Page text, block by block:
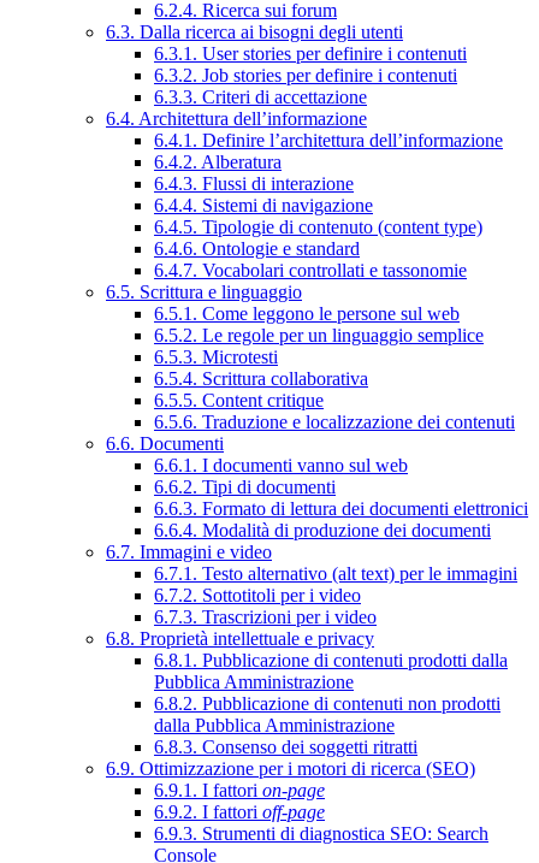
6.2.4. Ricerca sui forum
6.3. Dalla ricerca ai bisogni degli utenti
6.3.1. User stories per definire i contenuti
6.3.2. Job stories per definire i contenuti
6.3.3. Criteri di accettazione
6.4. Architettura dell’informazione
6.4.1. Definire l’architettura dell’informazione
6.4.2. Alberatura
6.4.3. Flussi di interazione
6.4.4. Sistemi di navigazione
6.4.5. Tipologie di contenuto (content type)
6.4.6. Ontologie e standard
6.4.7. Vocabolari controllati e tassonomie
6.5. Scrittura e linguaggio
6.5.1. Come leggono le persone sul web
6.5.2. Le regole per un linguaggio semplice
6.5.3. Microtesti
6.5.4. Scrittura collaborativa
6.5.5. Content critique
6.5.6. Traduzione e localizzazione dei contenuti
6.6. Documenti
6.6.1. I documenti vanno sul web
6.6.2. Tipi di documenti
6.6.3. Formato di lettura dei documenti elettronici
6.6.4. Modalità di produzione dei documenti
6.7. Immagini e video
6.7.1. Testo alternativo (alt text) per le immagini
6.7.2. Sottotitoli per i video
6.7.3. Trascrizioni per i video
6.8. Proprietà intellettuale e privacy
6.8.1. Pubblicazione di contenuti prodotti dalla
Pubblica Amministrazione
6.8.2. Pubblicazione di contenuti non prodotti
dalla Pubblica Amministrazione
6.8.3. Consenso dei soggetti ritratti
6.9. Ottimizzazione per i motori di ricerca (SEO)
6.9.1. I fattori on-page
6.9.2. I fattori off-page
6.9.3. Strumenti di diagnostica SEO: Search
Console